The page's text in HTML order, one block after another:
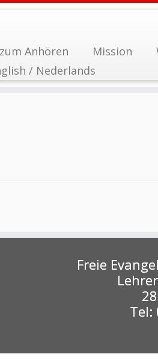
Anhören Mission
/ Nederlands
Freie
Tel: